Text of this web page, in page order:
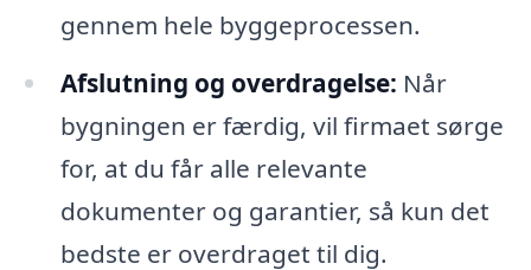
gennem hele byggeprocessen.
Afslutning og overdragelse: Når
bygningen er færdig, vil firmaet sørge
for, at du får alle relevante
dokumenter og garantier, så kun det
bedste er overdraget til dig.